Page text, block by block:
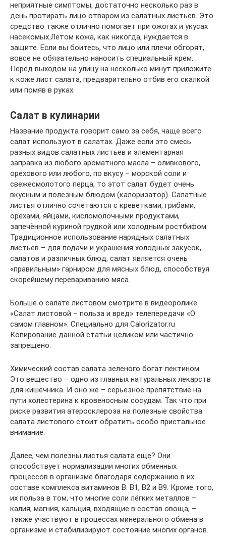
неприятные симптомы, достаточно несколько раз в
день протирать лицо отваром из салатных листьев. Это
средство также отлично помогает при ожогах и укусах
насекомых.Летом кожа, как никогда, нуждается в
защите. Если вы боитесь, что лицо или плечи обгорят,
вовсе не обязательно наносить специальный крем.
Перед выходом на улицу на несколько минут приложите
к коже лист салата, предварительно отбив его скалкой
или помяв в руках.
Салат в кулинарии
Название продукта говорит само за себя, чаще всего
салат используют в салатах. Даже если это смесь
разных видов салатных листьев и элементарная
заправка из любого ароматного масла – оливкового,
орехового или любого, по вкусу – морской соли и
свежесмолотого перца, то этот салат будет очень
вкусным и полезным блюдом (калоризатор). Салатные
листья отлично сочетаются с креветками, грибами,
орехами, яйцами, кисломолочными продуктами,
запечённой куриной грудкой или холодным ростбифом.
Традиционное использование нарядных салатных
листьев – для подачи и украшения холодных закусок,
салатов и различных блюд, салат является очень
«правильным» гарниром для мясных блюд, способствуя
скорейшему перевариванию мяса.
Больше о салате листовом смотрите в видеоролике
«Салат листовой – польза и вред» телепередачи «О
самом главном». Специально для Calorizator.ru
Копирование данной статьи целиком или частично
запрещено.
Химический состав салата зеленого богат пектином.
Это вещество – одно из главных натуральных лекарств
для кишечника. И оно же – серьёзное препятствие на
пути холестерина к кровеносным сосудам. Так что при
риске развития атеросклероза на полезные свойства
салата листового стоит обратить особо пристальное
внимание.
Далее, чем полезны листья салата еще? Они
способствует нормализации многих обменных
процессов в организме благодаря содержанию в их
составе комплекса витаминов В: В1, В2 и В9. Кроме того,
их польза в том, что многие соли лёгких металлов –
калия, магния, кальция, входящие в состав овоща, –
также участвуют в процессах минерального обмена в
организме и стабилизируют состояние многих органов.